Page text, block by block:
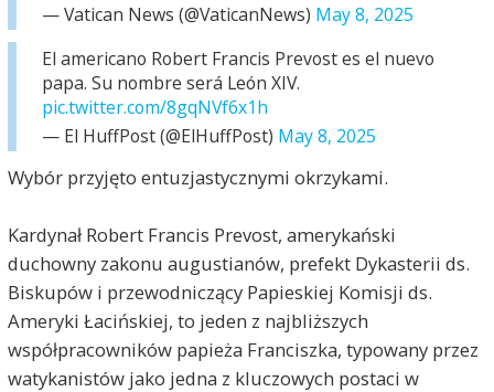
— Vatican News (@VaticanNews) May 8, 2025
El americano Robert Francis Prevost es el nuevo
papa. Su nombre será León XIV.
pic.twitter.com/8gqNVf6x1h
— El HuffPost (@ElHuffPost) May 8, 2025
Wybór przyjęto entuzjastycznymi okrzykami.
Kardynał Robert Francis Prevost, amerykański
duchowny zakonu augustianów, prefekt Dykasterii ds.
Biskupów i przewodniczący Papieskiej Komisji ds.
Ameryki Łacińskiej, to jeden z najbliższych
współpracowników papieża Franciszka, typowany przez
watykanistów jako jedna z kluczowych postaci w